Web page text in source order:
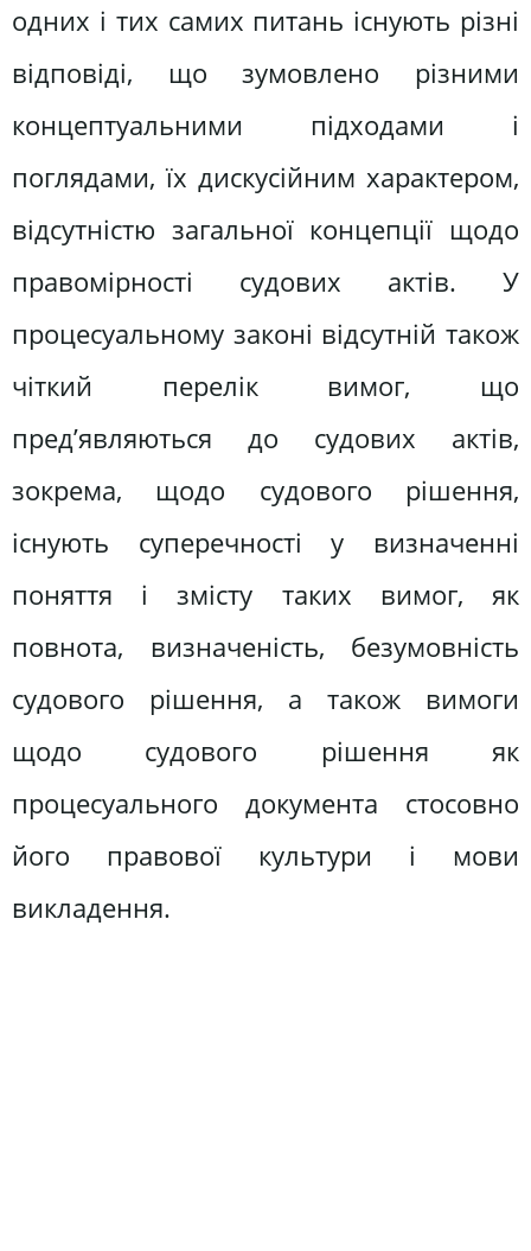
одних і тих самих питань існують різні
відповіді, що зумовлено різними
концептуальними підходами і
поглядами, їх дискусійним характером,
відсутністю загальної концепції щодо
правомірності судових актів. У
процесуальному законі відсутній також
чіткий перелік вимог, що
пред’являються до судових актів,
зокрема, щодо судового рішення,
існують суперечності у визначенні
поняття і змісту таких вимог, як
повнота, визначеність, безумовність
судового рішення, а також вимоги
щодо судового рішення як
процесуального документа стосовно
його правової культури і мови
викладення.